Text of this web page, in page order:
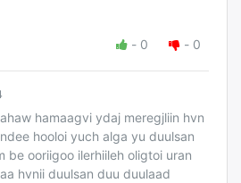
- 0 - 0
hamaagvi ydaj meregjliin hvn
hooloi yuch alga yu duulsan
be ooriigoo ilerhiileh oligtoi uran
hvnii duulsan duu duulaad